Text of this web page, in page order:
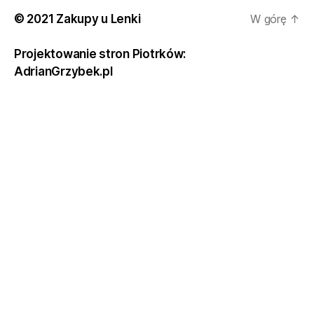
© 2021 Zakupy u Lenki
Projektowanie stron Piotrków:
AdrianGrzybek.pl
W górę ↑